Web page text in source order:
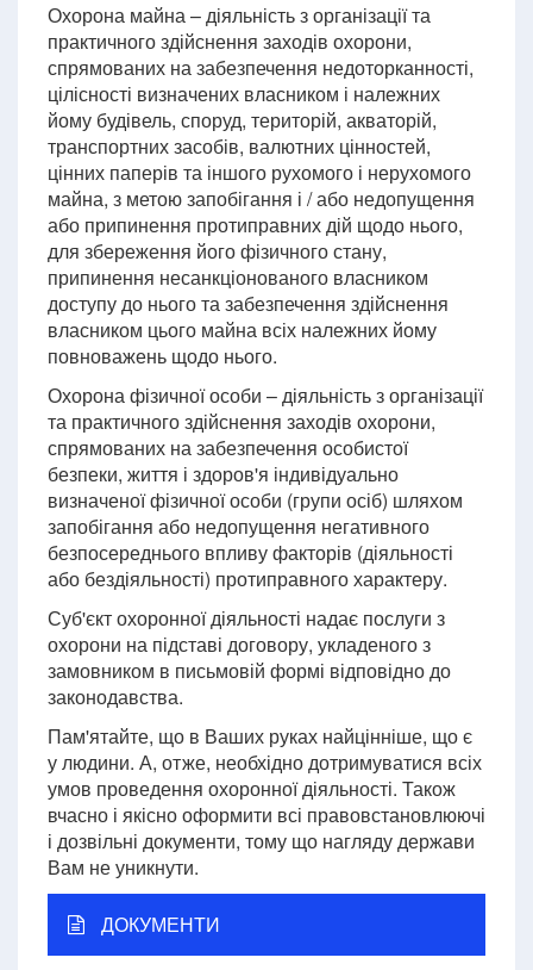
Охорона майна – діяльність з організації та
практичного здійснення заходів охорони,
спрямованих на забезпечення недоторканності,
цілісності визначених власником і належних
йому будівель, споруд, територій, акваторій,
транспортних засобів, валютних цінностей,
цінних паперів та іншого рухомого і нерухомого
майна, з метою запобігання і / або недопущення
або припинення протиправних дій щодо нього,
для збереження його фізичного стану,
припинення несанкціонованого власником
доступу до нього та забезпечення здійснення
власником цього майна всіх належних йому
повноважень щодо нього.
Охорона фізичної особи – діяльність з організації
та практичного здійснення заходів охорони,
спрямованих на забезпечення особистої
безпеки, життя і здоров'я індивідуально
визначеної фізичної особи (групи осіб) шляхом
запобігання або недопущення негативного
безпосереднього впливу факторів (діяльності
або бездіяльності) протиправного характеру.
Суб'єкт охоронної діяльності надає послуги з
охорони на підставі договору, укладеного з
замовником в письмовій формі відповідно до
законодавства.
Пам'ятайте, що в Ваших руках найцінніше, що є
у людини. А, отже, необхідно дотримуватися всіх
умов проведення охоронної діяльності. Також
вчасно і якісно оформити всі правовстановлюючі
і дозвільні документи, тому що нагляду держави
Вам не уникнути.
ДОКУМЕНТИ